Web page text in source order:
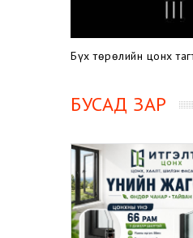
Бүх төрөлийн цонх
БУСАД ЗАР